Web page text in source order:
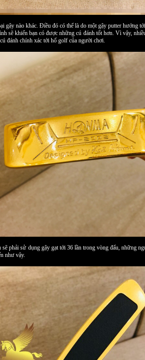
gậy nào khác. Điều đó có thể là do một gậy putter hướng
sẽ khiến bạn có được những cú đánh tốt hơn. Vì vậy,
đánh chính xác tới hố golf của người chơi.
phải sử dụng gậy gạt tới 36 lần trong vòng đấu, những
như vậy.